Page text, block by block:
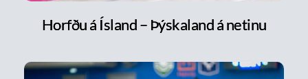
Horfðu á Ísland – Þýskaland á netinu